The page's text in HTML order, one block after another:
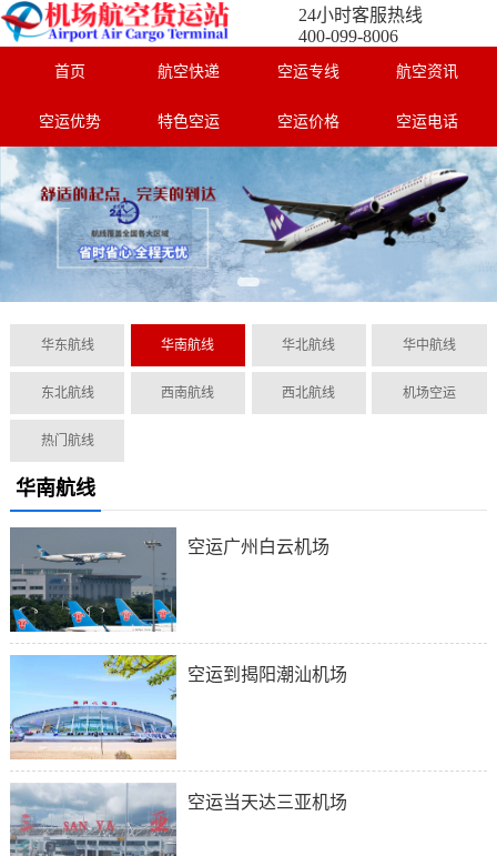
24小时客服热线
400-099-8006
首页 航空快递 空运专线 航空资讯
空运优势 特色空运 空运价格 空运电话
华东航线 华南航线 华北航线 华中航线
东北航线 西南航线 西北航线 机场空运
热门航线
华南航线
空运广州白云机场
空运到揭阳潮汕机场
空运当天达三亚机场